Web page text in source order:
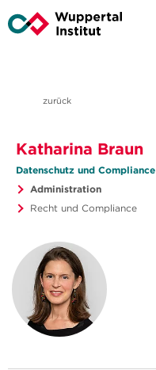
zurück
Katharina Braun
Datenschutz und Compliance
Administration
Recht und Compliance